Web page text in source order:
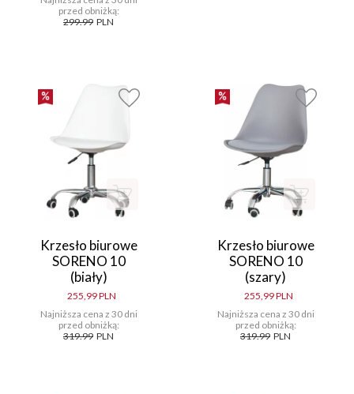
przed obniżką:
299.99 PLN
Krzesło biurowe
SORENO 10
(biały)
255,99 PLN
Najniższa cena z 30 dni
przed obniżką:
319.99 PLN
Krzesło biurowe
SORENO 10
(szary)
255,99 PLN
Najniższa cena z 30 dni
przed obniżką:
319.99 PLN